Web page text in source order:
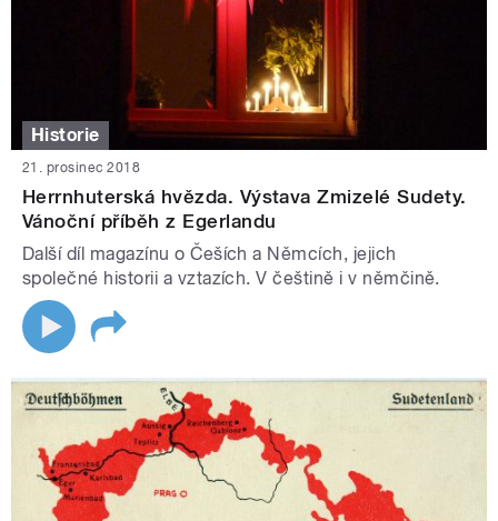
Historie
21. prosinec 2018
Herrnhuterská hvězda. Výstava Zmizelé Sudety.
Vánoční příběh z Egerlandu
Další díl magazínu o Češích a Němcích, jejich
společné historii a vztazích. V češtině i v němčině.